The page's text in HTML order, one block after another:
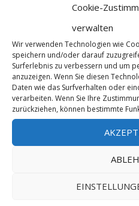
Cookie-
verwalten
Wir verwenden Technologien wie
speichern und/oder darauf
Surferlebnis zu verbessern und um
anzuzeigen. Wenn Sie diesen
Daten wie das Surfverhalten oder
verarbeiten. Wenn Sie Ihre
zurückziehen, können bestimmte
weißen
N
Mathias
August 2019
Chalk in